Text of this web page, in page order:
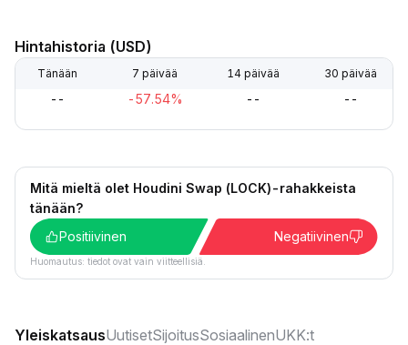
Hintahistoria (USD)
Tänään 7 päivää 14 päivää 30 päivää
-- -57.54% -- --
Mitä mieltä olet Houdini Swap (LOCK)-rahakkeista
tänään?
Positiivinen
Negatiivinen
Huomautus: tiedot ovat vain viitteellisiä.
YleiskatsausUutisetSijoitusSosiaalinenUKK:t